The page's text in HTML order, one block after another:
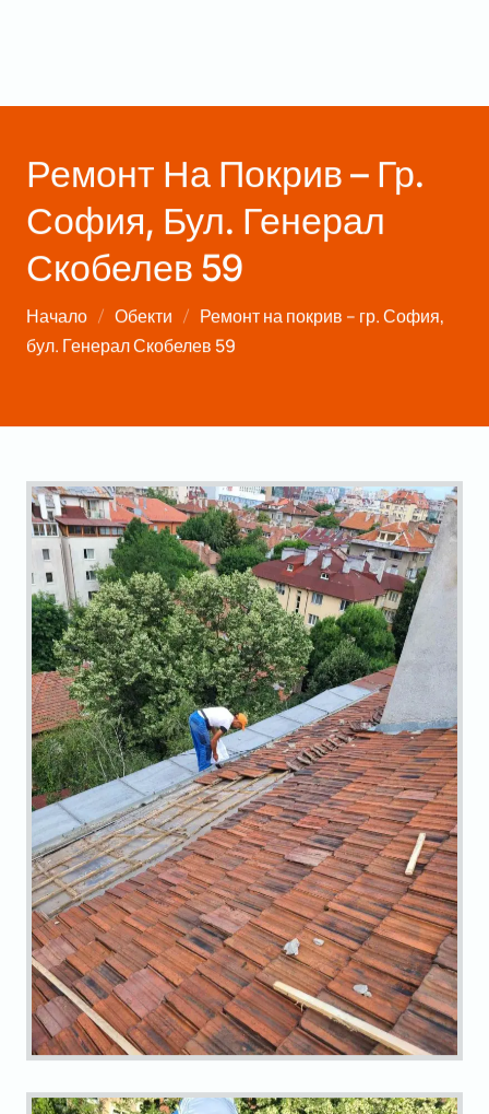
Ремонт На Покрив – Гр.
София, Бул. Генерал
Скобелев 59
Начало Обекти
Ремонт на покрив – гр. София,
бул. Генерал Скобелев 59